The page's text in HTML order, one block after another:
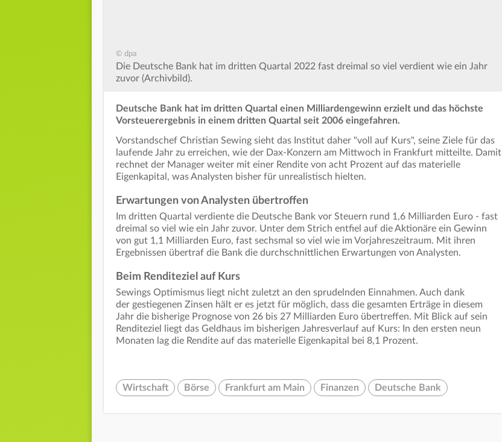
© dpa
Die Deutsche Bank hat im dritten Quartal 2022 fast dreimal so viel verdient wie ein Jahr
zuvor (Archivbild).
Deutsche Bank hat im dritten Quartal einen Milliardengewinn erzielt und das höchste
Vorsteuerergebnis in einem dritten Quartal seit 2006 eingefahren.
Vorstandschef Christian Sewing sieht das Institut daher "voll auf Kurs", seine Ziele für das
laufende Jahr zu erreichen, wie der Dax-Konzern am Mittwoch in Frankfurt mitteilte. Damit
rechnet der Manager weiter mit einer Rendite von acht Prozent auf das materielle
Eigenkapital, was Analysten bisher für unrealistisch hielten.
Erwartungen von Analysten übertroffen
Im dritten Quartal verdiente die Deutsche Bank vor Steuern rund 1,6 Milliarden Euro - fast
dreimal so viel wie ein Jahr zuvor. Unter dem Strich entfiel auf die Aktionäre ein Gewinn
von gut 1,1 Milliarden Euro, fast sechsmal so viel wie im Vorjahreszeitraum. Mit ihren
Ergebnissen übertraf die Bank die durchschnittlichen Erwartungen von Analysten.
Beim Renditeziel auf Kurs
Sewings Optimismus liegt nicht zuletzt an den sprudelnden Einnahmen. Auch dank
der gestiegenen Zinsen hält er es jetzt für möglich, dass die gesamten Erträge in diesem
Jahr die bisherige Prognose von 26 bis 27 Milliarden Euro übertreffen. Mit Blick auf sein
Renditeziel liegt das Geldhaus im bisherigen Jahresverlauf auf Kurs: In den ersten neun
Monaten lag die Rendite auf das materielle Eigenkapital bei 8,1 Prozent.
Wirtschaft Börse Frankfurt am Main Finanzen Deutsche Bank